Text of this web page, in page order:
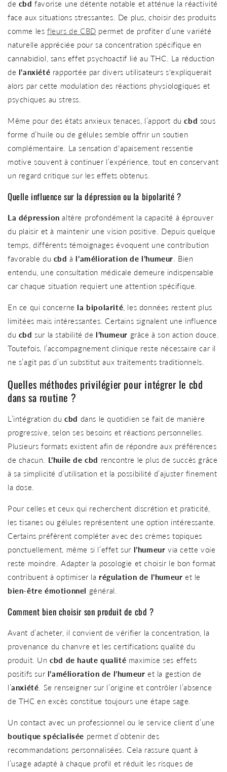
de cbd favorise une détente notable et atténue la réactivité
face aux situations stressantes. De plus, choisir des produits
comme les fleurs de CBD permet de profiter d’une variété
naturelle appréciée pour sa concentration spécifique en
cannabidiol, sans effet psychoactif lié au THC. La réduction
de l’anxiété rapportée par divers utilisateurs s'expliquerait
alors par cette modulation des réactions physiologiques et
psychiques au stress.
Même pour des états anxieux tenaces, l’apport ducbd sous
forme d’huile ou de gélules semble offrir un soutien
complémentaire. La sensation d'apaisement ressentie
motive souvent à continuer l’expérience, tout en conservant
un regard critique sur les effets obtenus.
Quelle influence sur la dépression ou la bipolarité ?
La dépression altère profondément la capacité à éprouver
du plaisir et à maintenir une vision positive. Depuis quelque
temps, différents témoignages évoquent une contribution
favorable du cbd à l’amélioration de l’humeur . Bien
entendu, une consultation médicale demeure indispensable
car chaque situation requiert une attention spécifique.
En ce qui concerne la bipolarité , les données restent plus
limitées mais intéressantes. Certains signalent une influence
du cbd sur la stabilité de l’humeur grâce à son action douce.
Toutefois, l’accompagnement clinique reste nécessaire car il
ne s’agit pas d’un substitut aux traitements traditionnels.
Quelles méthodes privilégier pour intégrer le cbd
dans sa routine ?
L’intégration ducbd dans le quotidien se fait de manière
progressive, selon ses besoins et réactions personnelles.
Plusieurs formats existent afin de répondre aux préférences
de chacun. L’huile de cbd rencontre le plus de succès grâce
à sa simplicité d’utilisation et la possibilité d’ajuster finement
la dose.
Pour celles et ceux qui recherchent discrétion et praticité,
les tisanes ou gélules représentent une option intéressante.
Certains préfèrent compléter avec des crèmes topiques
ponctuellement, même si l’effet sur l’humeur via cette voie
reste moindre. Adapter la posologie et choisir le bon format
contribuent à optimiser la régulation de l’humeur et le
bien-être émotionnel général.
Comment bien choisir son produit de cbd ?
Avant d’acheter, il convient de vérifier la concentration, la
provenance du chanvre et les certifications qualité du
produit. Uncbd de haute qualité maximise ses effets
positifs sur l’amélioration de l’humeur et la gestion de
l’anxiété . Se renseigner sur l’origine et contrôler l’absence
de THC en excès constitue toujours une étape sage.
Un contact avec un professionnel ou le service client d’une
boutique spécialisée permet d’obtenir des
recommandations personnalisées. Cela rassure quant à
l’usage adapté à chaque profil et réduit les risques de